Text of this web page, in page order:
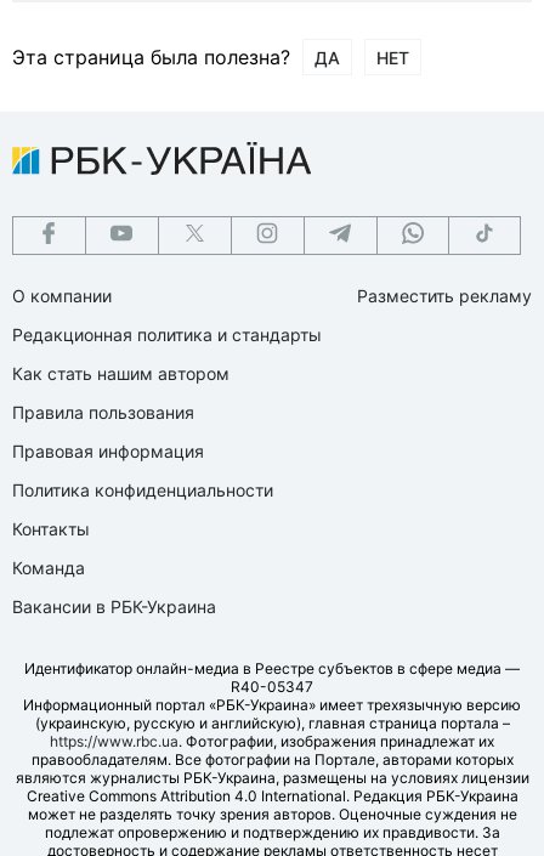
Эта страница была полезна? ДА НЕТ
О компании
Редакционная политика и стандарты
Как стать нашим автором
Правила пользования
Правовая информация
Политика конфиденциальности
Контакты
Команда
Вакансии в РБК-Украина
Разместить рекламу
Идентификатор онлайн-медиа в Реестре субъектов в сфере медиа —
R40-05347
Информационный портал «РБК-Украина» имеет трехязычную версию
(украинскую, русскую и английскую), главная страница портала –
https://www.rbc.ua. Фотографии, изображения принадлежат их
правообладателям. Все фотографии на Портале, авторами которых
являются журналисты РБК-Украина, размещены на условиях лицензии
Creative Commons Attribution 4.0 International. Редакция РБК-Украина
может не разделять точку зрения авторов. Оценочные суждения не
подлежат опровержению и подтверждению их правдивости. За
достоверность и содержание рекламы ответственность несет